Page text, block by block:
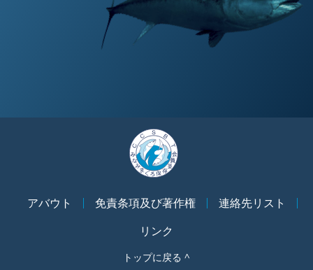
アバウト 免責条項及び著作権
連絡先リスト
リンク
トップに戻る ^